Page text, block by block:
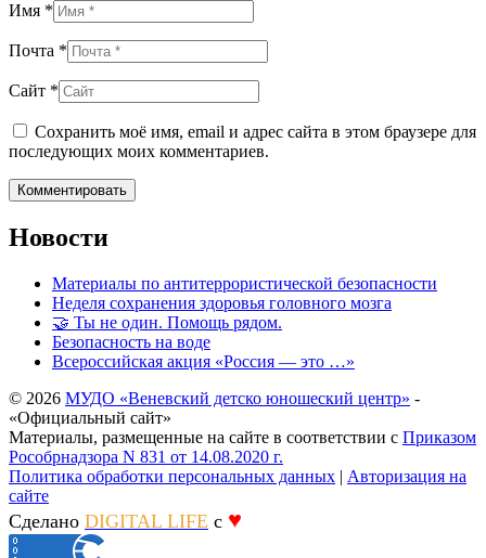
Имя *
Почта *
Сайт *
Сохранить моё имя, email и адрес сайта в этом браузере для
последующих моих комментариев.
Новости
Материалы по антитеррористической безопасности
Неделя сохранения здоровья головного мозга
🤝 Ты не один. Помощь рядом.
Безопасность на воде
Всероссийская акция «Россия — это …»
© 2026 МУДО «Веневский детско юношеский центр» -
«Официальный сайт»
Материалы, размещенные на сайте в соответствии с Приказом
Рособрнадзора N 831 от 14.08.2020 г.
Политика обработки персональных данных | Авторизация на
сайте
Сделано DIGITAL LIFE с ♥